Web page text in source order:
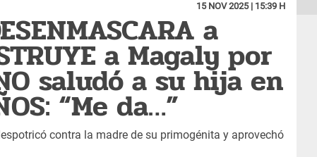
15 NOV 2025 | 15:39 H
a
a Magaly por
saludó a su hija en
“Me da…”
contra la madre de su primogénita y aprovechó